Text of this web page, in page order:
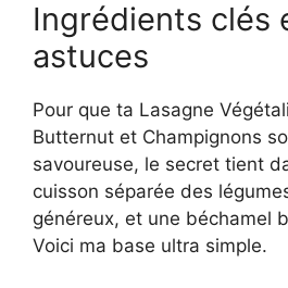
Ingrédients clés
astuces
Pour que ta Lasagne
Butternut et Champignons
savoureuse, le secret tient
cuisson séparée des
généreux, et une béchamel
Voici ma base ultra simple.